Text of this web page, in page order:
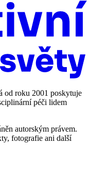
od roku 2001 poskytuje
péči lidem
autorským právem.
fotografie ani další